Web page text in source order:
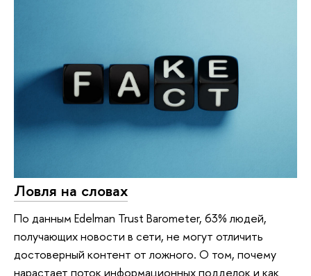
Ловля на словах
По данным Edelman Trust Barometer, 63% людей,
получающих новости в сети, не могут отличить
достоверный контент от ложного. О том, почему
нарастает поток информационных подделок и как